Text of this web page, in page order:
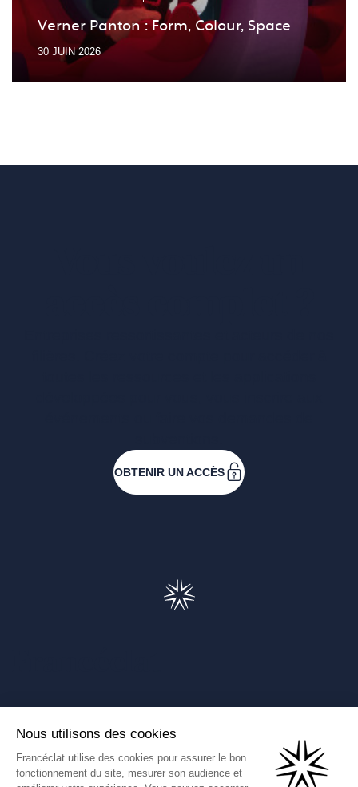
Verner Panton : Form, Colour, Space
30 JUIN 2026
OBTENIR UN ACCÈS
Comprendre la taxe HBJOAT
Francéclat International (Ce lien s'ouvre dans un